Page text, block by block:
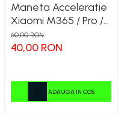
Maneta Acceleratie
Xiaomi M365 / Pro /
Pro 2 / 1S / Essential
Compatibil
60,00 RON
40,00 RON
ADAUGA IN COS